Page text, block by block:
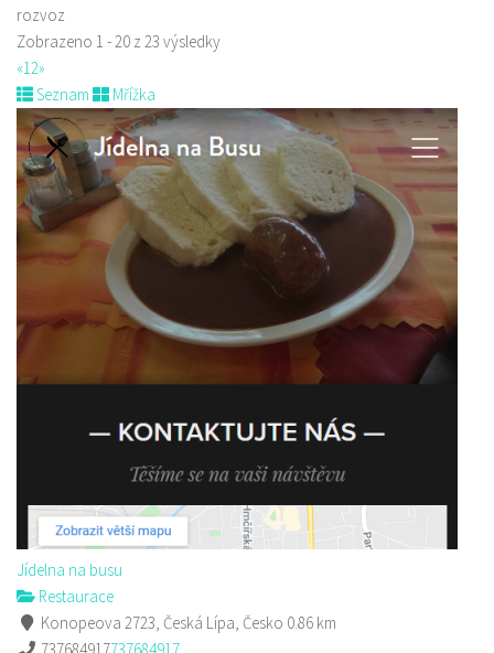
rozvoz
Zobrazeno 1 - 20 z 23 výsledky
«12»
Seznam
Mřížka
Jídelna na busu
Restaurace
Konopeova 2723, Česká Lípa, Česko 0.86 km